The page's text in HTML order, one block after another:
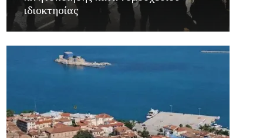
ιδιοκτησίας